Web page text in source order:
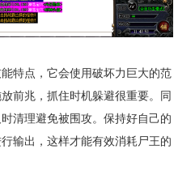
特点，它会使用破坏力巨大的范
前兆，抓住时机躲避很重要。同
清理避免被围攻。保持好自己的
输出，这样才能有效消耗尸王的